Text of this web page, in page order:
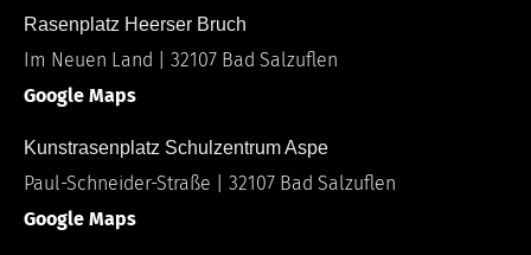
Rasenplatz Heerser Bruch
Im Neuen Land | 32107 Bad Salzuflen
Google Maps
Kunstrasenplatz Schulzentrum Aspe
Paul-Schneider-Straße | 32107 Bad Salzuflen
Google Maps